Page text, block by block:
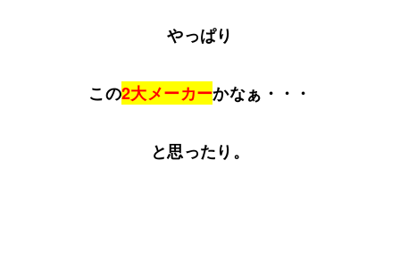
やっぱり
この2大メーカーかなぁ・・・
と思ったり。